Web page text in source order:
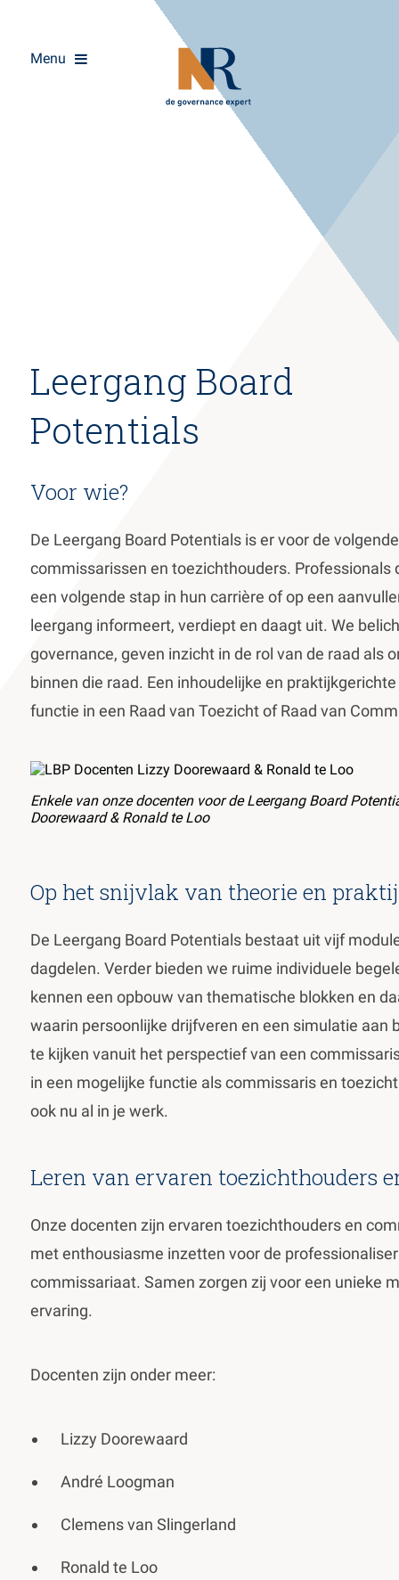
Overslaan
inhoud
gaan
Menu
Leergang Board
Potentials
Voor wie?
De Leergang Board Potentials is er voor de
commissarissen en toezichthouders. Professionals
een volgende stap in hun carrière of op een
leergang informeert, verdiept en daagt uit. We
governance, geven inzicht in de rol van de raad als
binnen die raad. Een inhoudelijke en
functie in een Raad van Toezicht of Raad van
Enkele van onze docenten voor de Leergang Board
Doorewaard & Ronald te Loo
Op het snijvlak van theorie en
De Leergang Board Potentials bestaat uit vijf
dagdelen. Verder bieden we ruime individuele
kennen een opbouw van thematische blokken en
waarin persoonlijke drijfveren en een simulatie aan
te kijken vanuit het perspectief van een
in een mogelijke functie als commissaris en
ook nu al in je werk.
Leren van ervaren toezichthouders
Onze docenten zijn ervaren toezichthouders en
met enthousiasme inzetten voor de
commissariaat. Samen zorgen zij voor een unieke
ervaring.
Docenten zijn onder meer:
Lizzy Doorewaard
André Loogman
Clemens van Slingerland
Ronald te Loo